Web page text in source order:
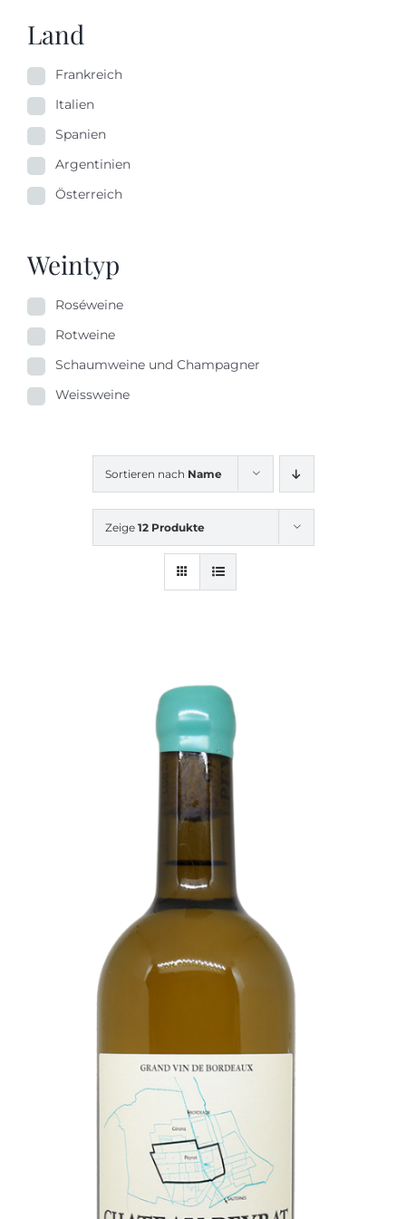
Sortieren nach Name
Zeige 12 Produkte
Land
Frankreich
Italien
Spanien
Argentinien
Österreich
Weintyp
Roséweine
Rotweine
Schaumweine und Champagner
Weissweine